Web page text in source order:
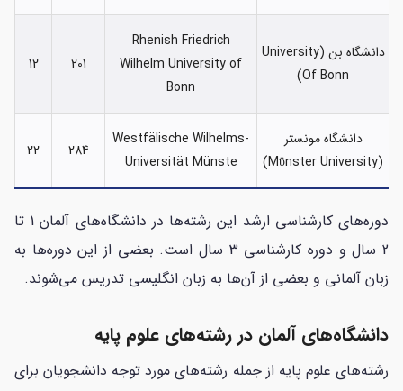
دانشگاه بن (University
Of Bonn)
Rhenish Friedrich
Wilhelm University of
Bonn
201
12
دانشگاه مونستر
(Mϋnster University)
Westfälische Wilhelms-
Universität Münste
284
22
دوره‌های کارشناسی ارشد این رشته‌ها در دانشگاه‌های آلمان 1 تا
2 سال و دوره کارشناسی 3 سال است. بعضی از این دوره‌ها به
زبان آلمانی و بعضی از آن‌ها به زبان انگلیسی تدریس می‌شوند.
دانشگاه‌های آلمان در رشته‌های علوم پایه
رشته‌های علوم پایه از جمله رشته‌های مورد توجه دانشجویان برای